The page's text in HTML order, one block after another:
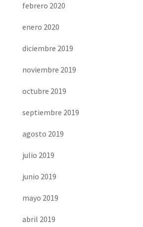
febrero 2020
enero 2020
diciembre 2019
noviembre 2019
octubre 2019
septiembre 2019
agosto 2019
julio 2019
junio 2019
mayo 2019
abril 2019